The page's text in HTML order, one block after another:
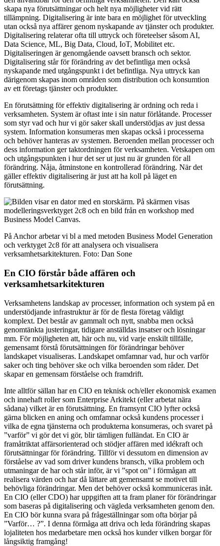
skapa nya förutsättningar och helt nya möjligheter vid rätt
tillämpning. Digitalisering är inte bara en möjlighet för utveckling
utan också nya affärer genom nyskapande av tjänster och produkter.
Digitalisering relaterar ofta till uttryck och företeelser såsom AI,
Data Science, ML, Big Data, Cloud, IoT, Mobilitet etc.
Digitaliseringen är genomgående oavsett bransch och sektor.
Digitalisering står för förändring av det befintliga men också
nyskapande med utgångspunkt i det befintliga. Nya uttryck kan
därigenom skapas inom områden som distribution och konsumtion
av ett företags tjänster och produkter.
En förutsättning för effektiv digitalisering är ordning och reda i
verksamheten. System är oftast inte i sin natur förlåtande. Processer
som styr vad och hur vi gör saker skall understödjas av just dessa
system. Information konsumeras men skapas också i processerna
och behöver hanteras av systemen. Beroenden mellan processer och
dess information ger taktordningen för verksamheten. Vetskapen om
och utgångspunkten i hur det ser ut just nu är grunden för all
förändring. Nåja, åtminstone en kontrollerad förändring. När det
gäller effektiv digitalisering är just att ha koll på läget en
förutsättning.
På Anchor arbetar vi bl a med metoden Business Model Generation
och verktyget 2c8 för att analysera och visualisera
verksamhetsarkitekturen. Foto: Dan Sone
En CIO förstår både affären och
verksamhetsarkitekturen
Verksamhetens landskap av processer, information och system på en
understödjande infrastruktur är för de flesta företag väldigt
komplext. Det består av gammalt och nytt, snabba men också
genomtänkta justeringar, tidigare anställdas insatser och lösningar
mm. För möjligheten att, här och nu, vid varje enskilt tillfälle,
gemensamt förstå förutsättningen för förändringar behöver
landskapet visualiseras. Landskapet omfamnar vad, hur och varför
saker och ting behöver ske och vilka beroenden som råder. Det
skapar en gemensam förståelse och framdrift.
Inte alltför sällan har en CIO en teknisk och/eller ekonomisk examen
och innehaft roller som Enterprise Arkitekt (eller arbetat nära
sådana) vilket är en förutsättning. En framsynt CIO lyfter också
gärna blicken en aning och omfamnar också kundens processer i
vilka de egna tjänsterna och produkterna konsumeras, och svaret på
”varför” vi gör det vi gör, blir tämligen fulländat. En CIO är
framåtriktat affärsorienterad och stödjer affären med idékraft och
förutsättningar för förändring. Tillför vi dessutom en dimension av
förståelse av vad som driver kundens bransch, vilka problem och
utmaningar de har och står inför, är vi ”spot on” i förmågan att
realisera värden och har då lättare att gemensamt se motivet till
behövliga förändringar. Men det behöver också kommuniceras inåt.
En CIO (eller CDO) har uppgiften att ta fram planer för förändringar
som baseras på digitalisering och vägleda verksamheten genom den.
En CIO bör kunna svara på frågeställningar som ofta börjar på
”Varför… ?”. I denna förmåga att driva och leda förändring skapas
lojaliteten hos medarbetare men också hos kunder vilken borgar för
långsiktig framgång!